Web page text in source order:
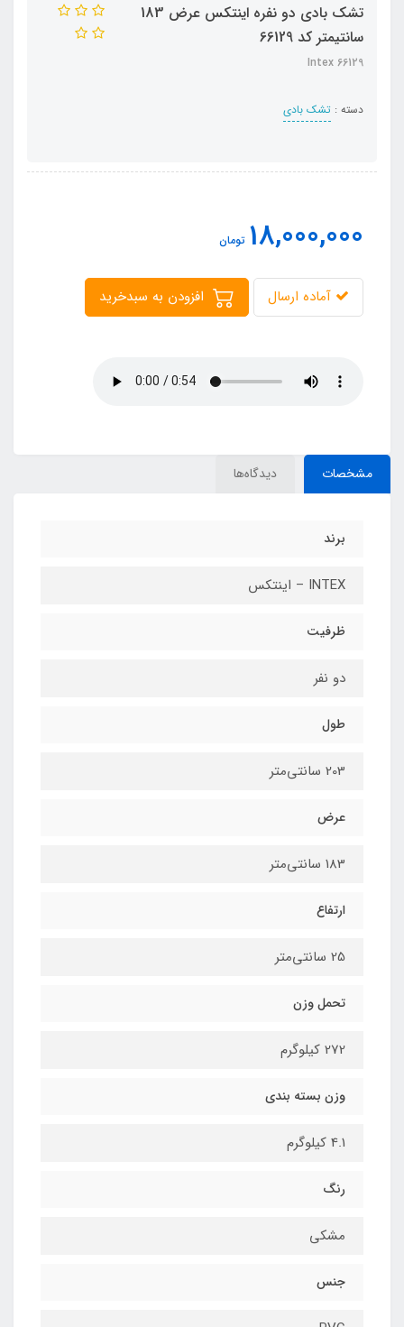
تشک بادی دو نفره اینتکس عرض 183
سانتیمتر کد 66129
Intex 66129
دسته : تشک بادی
18,000,000 تومان
آماده ارسال
مشخصات دیدگاه‌ها
برند
INTEX – اینتکس
ظرفیت
دو نفر
طول
203 سانتی‌متر
عرض
183 سانتی‌متر
ارتفاع
25 سانتی‌متر
تحمل وزن
272 کیلوگرم
وزن بسته بندی
4.1 کیلوگرم
رنگ
مشکی
جنس